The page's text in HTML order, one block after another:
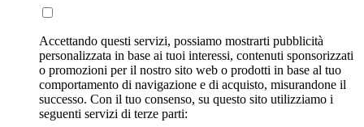
Accettando questi servizi, possiamo mostrarti pubblicità
personalizzata in base ai tuoi interessi, contenuti sponsorizzati
o promozioni per il nostro sito web o prodotti in base al tuo
comportamento di navigazione e di acquisto, misurandone il
successo. Con il tuo consenso, su questo sito utilizziamo i
seguenti servizi di terze parti: